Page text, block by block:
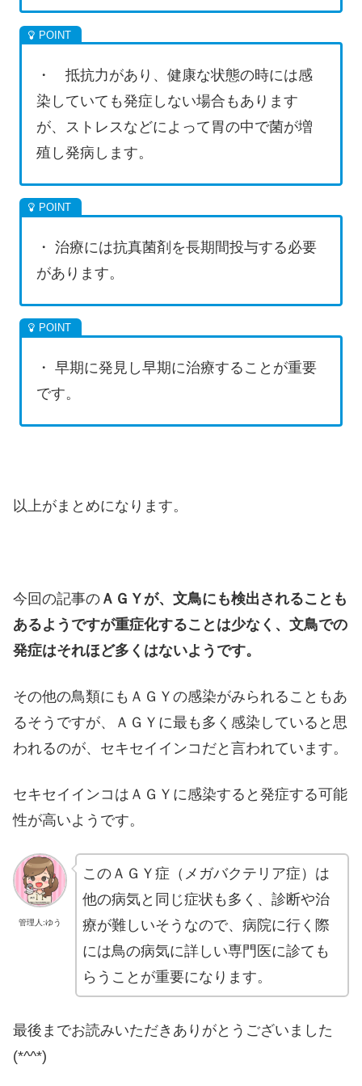
・ 抵抗力があり、健康な状態の時には感
染していても発症しない場合もあります
が、ストレスなどによって胃の中で菌が増
殖し発病します。
・ 治療には抗真菌剤を長期間投与する必要
があります。
・ 早期に発見し早期に治療することが重要
です。
以上がまとめになります。
今回の記事の ＡＧＹが、文鳥にも検出されることも
あるようですが重症化することは少なく、文鳥での
発症はそれほど多くはないようです。
その他の鳥類にもＡＧＹの感染がみられることもあ
るそうですが、ＡＧＹに最も多く感染していると思
われるのが、セキセイインコだと言われています。
セキセイインコはＡＧＹに感染すると発症する可能
性が高いようです。
管理人:ゆう
このＡＧＹ症（メガバクテリア症）は
他の病気と同じ症状も多く、診断や治
療が難しいそうなので、病院に行く際
には鳥の病気に詳しい専門医に診ても
らうことが重要になります。
最後までお読みいただきありがとうございました
(*^^*)